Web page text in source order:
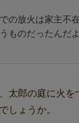
の放火は家主不
ものだったんだよ
太郎の庭に火を
しょうか。